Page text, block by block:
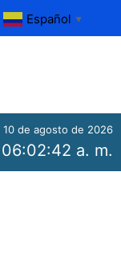
Español ▼
10 de agosto de 2026
06:02:43 a. m.